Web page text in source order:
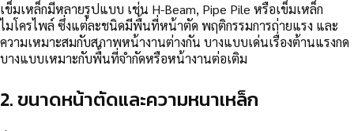
เข็มเหล็กมีหลายรูปแบบ เช่น H-Beam, Pipe Pile หรือเข็มเหล็ก
ไมโครไพล์ ซึ่งแต่ละชนิดมีพื้นที่หน้าตัด พฤติกรรมการถ่ายแรง และ
ความเหมาะสมกับสภาพหน้างานต่างกัน บางแบบเด่นเรื่องต้านแรงกด
บางแบบเหมาะกับพื้นที่จำกัดหรือหน้างานต่อเติม
2. ขนาดหน้าตัดและความหนาเหล็ก